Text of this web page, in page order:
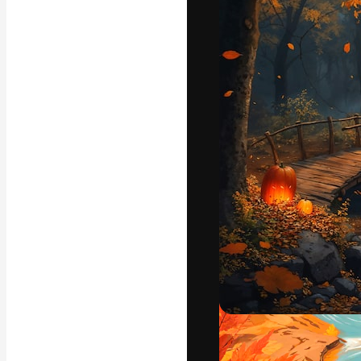
La piattaforma
migliori lavori.
creativi,
Copyright ©